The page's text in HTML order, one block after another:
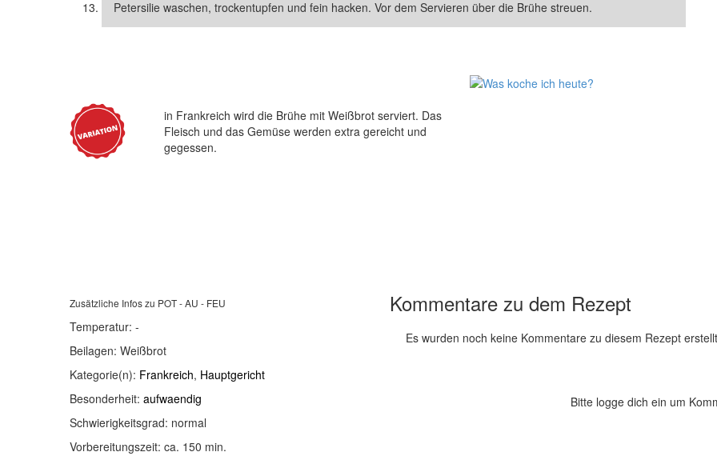
Petersilie waschen, trockentupfen und fein hacken. Vor dem Servieren über die Brühe streuen.
in Frankreich wird die Brühe mit Weißbrot serviert. Das
Fleisch und das Gemüse werden extra gereicht und
gegessen.
Zusätzliche Infos zu POT - AU - FEU
Temperatur: -
Beilagen: Weißbrot
Kategorie(n): Frankreich, Hauptgericht
Besonderheit: aufwaendig
Schwierigkeitsgrad: normal
Vorbereitungszeit: ca. 150 min.
Kommentare zu dem Rezept
Es wurden noch keine Kommentare zu diesem Rezept
Bitte logge dich ein um